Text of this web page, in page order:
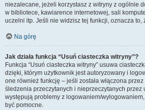
niezalecane, jeżeli korzystasz z witryny z ogólnie
w bibliotece, kawiarence internetowej, sali
uczelni itp. Jeśli nie widzisz tej funkcji, oznacza to,
Na górę
Jak działa funkcja “Usuń ciasteczka witryny”?
Funkcja “Usuń ciasteczka witryny” usuwa
dzięki, którym użytkownik jest autoryzowany i
one również funkcję – jeśli została włączona
śledzenia przeczytanych i nieprzeczytanych przez
występują problemy z logowaniem/
być pomocne.